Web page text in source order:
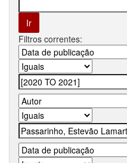
Filtros correntes: